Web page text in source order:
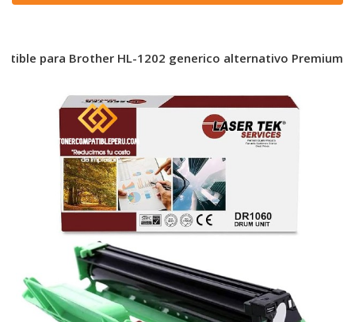
para Brother HL-1202 generico alternativo Premium